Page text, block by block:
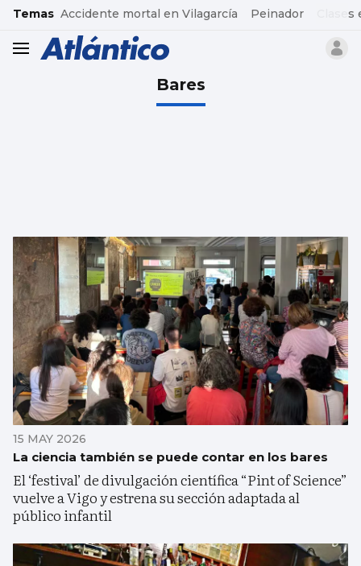
common.go-to-content
Temas Accidente mortal en Vilagarcía Peinador
header.menu.open
Bares
15 MAY 2026
La ciencia también se puede contar en los bares
El ‘festival’ de divulgación científica “Pint of Science”
vuelve a Vigo y estrena su sección adaptada al
público infantil